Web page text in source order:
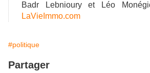
Badr Lebnioury et Léo
LaVieImmo.com
#politique
Partager